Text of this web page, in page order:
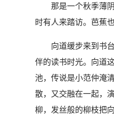
那是一个秋季薄阴
时有人来踏访。芭蕉
向道缓步来到书台
伴的读书时光。向道
池，传说是小范仲淹
散，又交融在一起，
柳，发丝般的柳枝把